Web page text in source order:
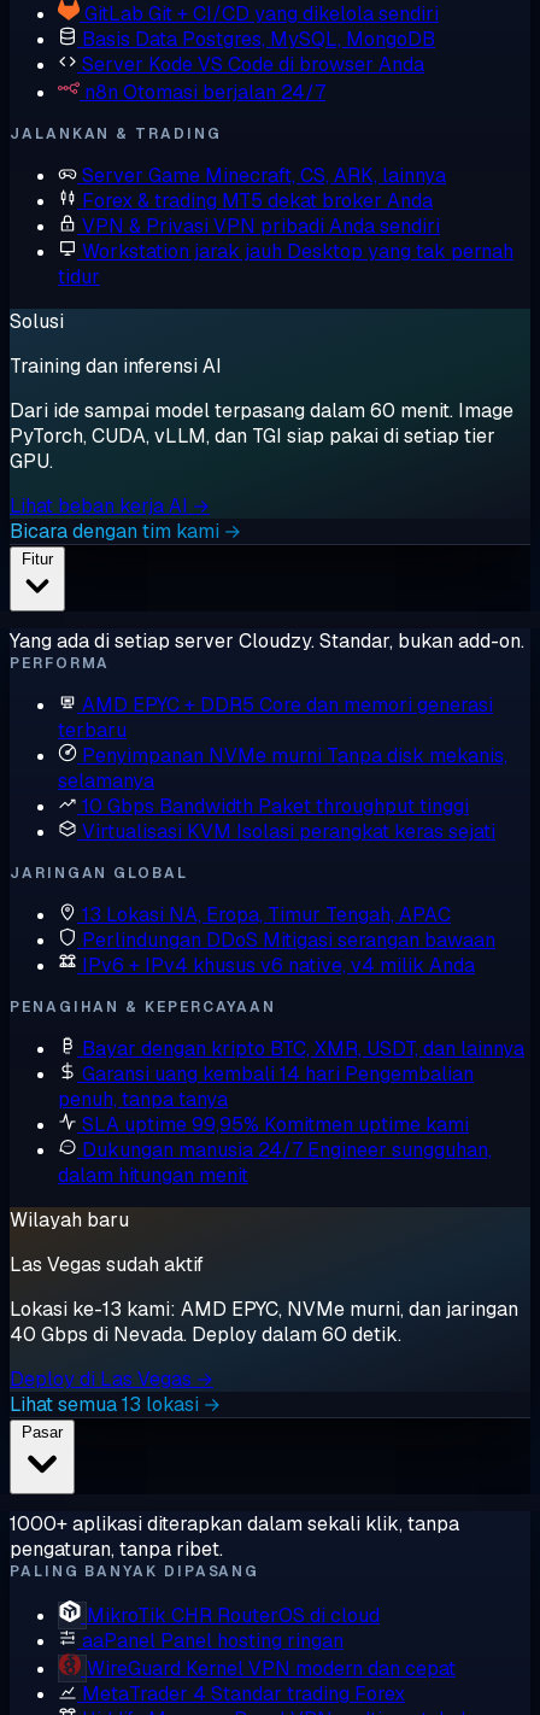
GitLab Git + CI/CD yang dikelola sendiri
Basis Data Postgres, MySQL, MongoDB
Server KodeVS Code di browser Anda
n8n Otomasi berjalan 24/7
JALANKAN & TRADING
Server Game Minecraft, CS, ARK, lainnya
Forex & trading MT5 dekat broker Anda
VPN & Privasi VPN pribadi Anda sendiri
Workstation jarak jauh Desktop yang tak pernah
tidur
Solusi
Training dan inferensi AI
Dari ide sampai model terpasang dalam 60 menit. Image
PyTorch, CUDA, vLLM, dan TGI siap pakai di setiap tier
GPU.
Lihat beban kerja AI →
Bicara dengan tim kami →
Fitur
Yang ada di setiap server Cloudzy. Standar, bukan add-on.
PERFORMA
AMD EPYC + DDR5 Core dan memori generasi
terbaru
Penyimpanan NVMe murni Tanpa disk mekanis,
selamanya
10 Gbps Bandwidth Paket throughput tinggi
Virtualisasi KVM Isolasi perangkat keras sejati
JARINGAN GLOBAL
13 Lokasi NA, Eropa, Timur Tengah, APAC
Perlindungan DDoS Mitigasi serangan bawaan
IPv6 + IPv4 khusus v6 native, v4 milik Anda
PENAGIHAN & KEPERCAYAAN
Bayar dengan kripto BTC, XMR, USDT, dan lainnya
Garansi uang kembali 14 hari Pengembalian
penuh, tanpa tanya
SLA uptime 99,95% Komitmen uptime kami
Dukungan manusia 24/7 Engineer sungguhan,
dalam hitungan menit
Wilayah baru
Las Vegas sudah aktif
Lokasi ke-13 kami: AMD EPYC, NVMe murni, dan jaringan
40 Gbps di Nevada. Deploy dalam 60 detik.
Deploy di Las Vegas →
Lihat semua 13 lokasi →
Pasar
1000+ aplikasi diterapkan dalam sekali klik, tanpa
pengaturan, tanpa ribet.
PALING BANYAK DIPASANG
MikroTik CHR RouterOS di cloud
aaPanel Panel hosting ringan
WireGuard Kernel VPN modern dan cepat
MetaTrader 4 Standar trading Forex